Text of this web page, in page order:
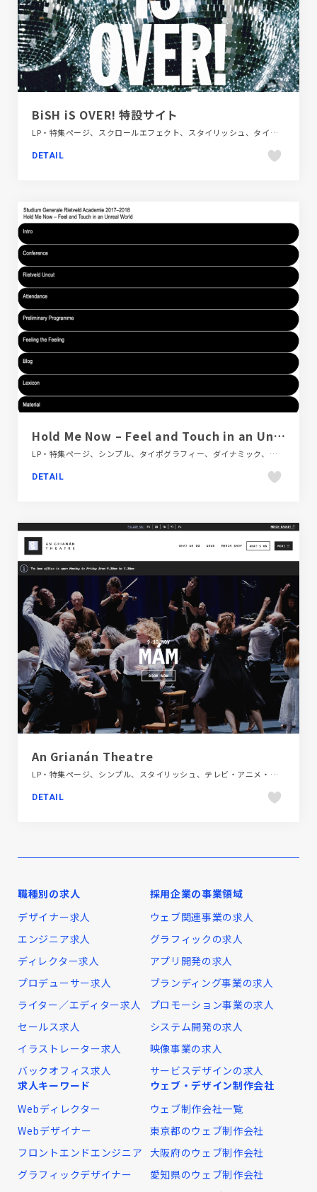
BiSH iS OVER! 特設サイト
LP・特集ページ、スクロールエフェクト、スタイリッシュ、タイポグラフィー、ダイナミック、テレビ・アニメ・映画・芸能、ブラック系 、ブランド・サービスサイト、ホワイト系、モーション多め、動画が流れる
DETAIL
Hold Me Now – Feel and Touch in an Unreal World
LP・特集ページ、シンプル、タイポグラフィー、ダイナミック、デザイン・アート・音楽・文芸、フラットデザイン、ブラック系 、ブランド・サービスサイト、ホワイト系、ポップ、単色・モノクロ、海外サイト
DETAIL
An Grianán Theatre
LP・特集ページ、シンプル、スタイリッシュ、テレビ・アニメ・映画・芸能、デザイン・アート・音楽・文芸、フラットデザイン、ブラック系 、ホワイト系、ポップ、商業施設・レジャー、地域・団体・活動、多言語対応、大きめ写真、施設・店舗サイト、海外サイト
DETAIL
職種別の求人
デザイナー求人
エンジニア求人
ディレクター求人
プロデューサー求人
ライター／エディター求人
セールス求人
イラストレーター求人
バックオフィス求人
採用企業の事業領域
ウェブ関連事業の求人
グラフィックの求人
アプリ開発の求人
ブランディング事業の求人
プロモーション事業の求人
システム開発の求人
映像事業の求人
サービスデザインの求人
求人キーワード
Webディレクター
Webデザイナー
フロントエンドエンジニア
グラフィックデザイナー
ウェブ・デザイン制作会社
ウェブ制作会社一覧
東京都のウェブ制作会社
大阪府のウェブ制作会社
愛知県のウェブ制作会社